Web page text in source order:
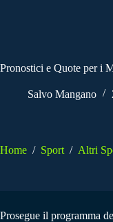
Pronostici e Quote per i
Salvo Mangano
Home / Sport / Altri
Prosegue il programma